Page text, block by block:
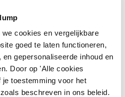
cookies en vergelijkbare
goed te laten functioneren,
gepersonaliseerde inhoud en
Door op 'Alle cookies
toestemming voor het
beschreven in ons beleid.